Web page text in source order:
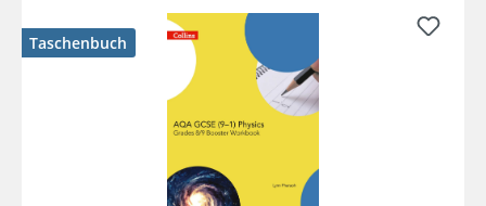
Taschenbuch